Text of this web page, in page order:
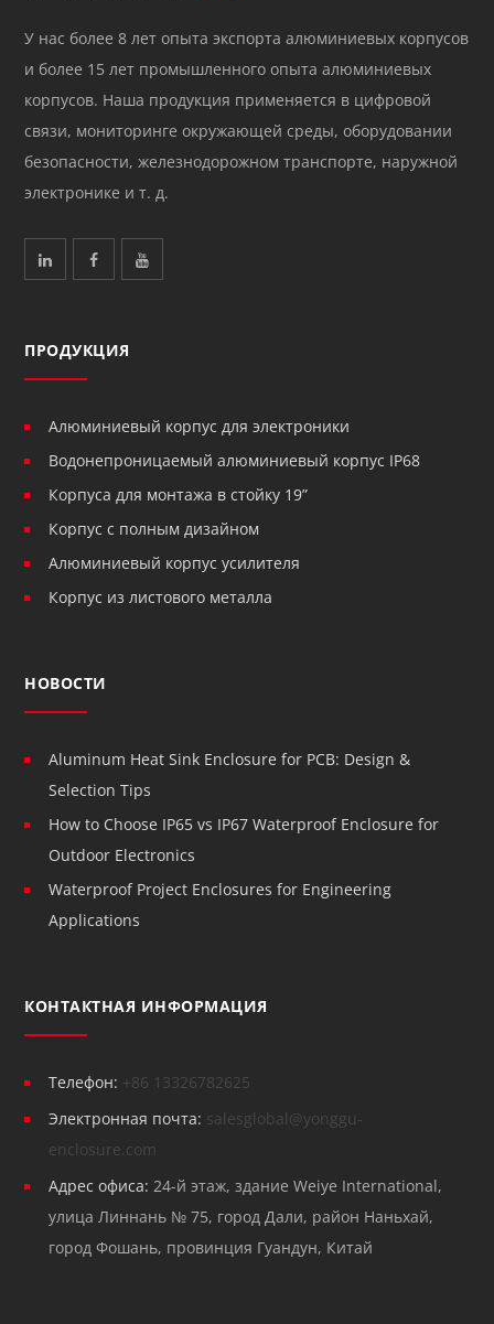
У нас более 8 лет опыта экспорта алюминиевых корпусов
и более 15 лет промышленного опыта алюминиевых
корпусов. Наша продукция применяется в цифровой
связи, мониторинге окружающей среды, оборудовании
безопасности, железнодорожном транспорте, наружной
электронике и т. д.
ПРОДУКЦИЯ
Алюминиевый корпус для электроники
Водонепроницаемый алюминиевый корпус IP68
Корпуса для монтажа в стойку 19”
Корпус с полным дизайном
Алюминиевый корпус усилителя
Корпус из листового металла
НОВОСТИ
Aluminum Heat Sink Enclosure for PCB: Design &
Selection Tips
How to Choose IP65 vs IP67 Waterproof Enclosure for
Outdoor Electronics
Waterproof Project Enclosures for Engineering
Applications
КОНТАКТНАЯ ИНФОРМАЦИЯ
Телефон: +86 13326782625
Электронная почта: salesglobal@yonggu-
enclosure.com
Адрес офиса: 24-й этаж, здание Weiye International,
улица Линнань № 75, город Дали, район Наньхай,
город Фошань, провинция Гуандун, Китай